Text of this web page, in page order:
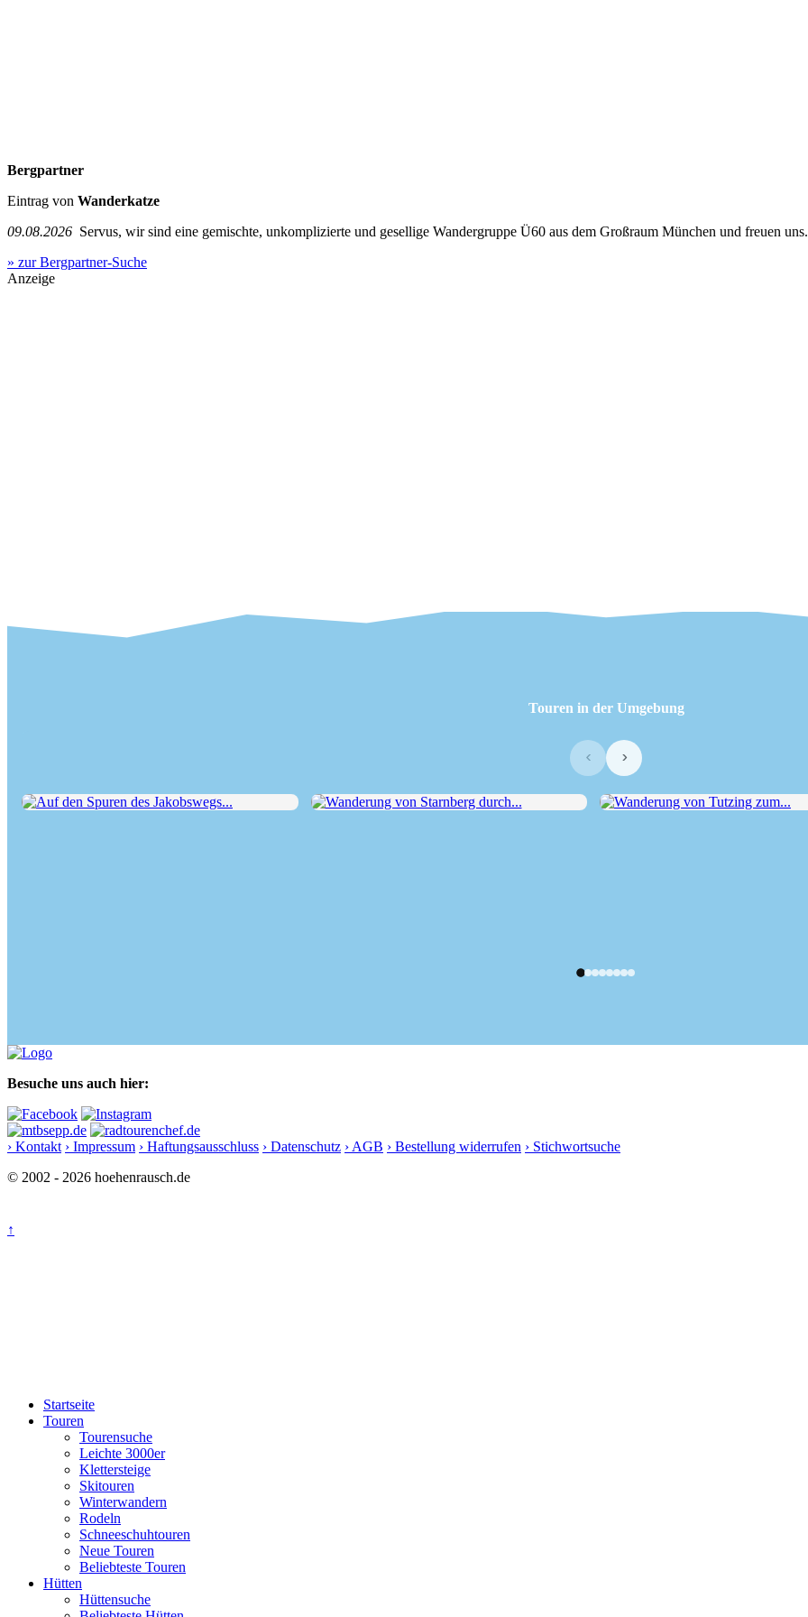
Bergpartner
Eintrag von Wanderkatze
09.08.2026 Servus, wir sind eine gemischte, unkomplizierte und gesellige Wandergruppe Ü60 aus dem Großraum München und freuen
» zur Bergpartner-Suche
Anzeige
Touren in der Umgebung
‹ ›
Besuche uns auch hier:
› Kontakt › Impressum › Haftungsausschluss › Datenschutz › AGB › Bestellung widerrufen › Stichwortsuche
© 2002 - 2026 hoehenrausch.de
↑
Startseite
Touren
Tourensuche
Leichte 3000er
Klettersteige
Skitouren
Winterwandern
Rodeln
Schneeschuhtouren
Neue Touren
Beliebteste Touren
Hütten
Hüttensuche